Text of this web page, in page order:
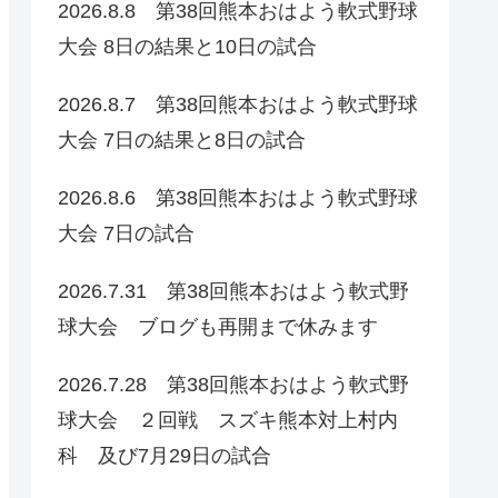
2026.8.8 第38回熊本おはよう軟式野球
大会 8日の結果と10日の試合
2026.8.7 第38回熊本おはよう軟式野球
大会 7日の結果と8日の試合
2026.8.6 第38回熊本おはよう軟式野球
大会 7日の試合
2026.7.31 第38回熊本おはよう軟式野
球大会 ブログも再開まで休みます
2026.7.28 第38回熊本おはよう軟式野
球大会 ２回戦 スズキ熊本対上村内
科 及び7月29日の試合